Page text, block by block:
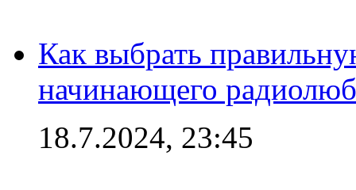
Как выбрать
начинающего
18.7.2024, 23:45